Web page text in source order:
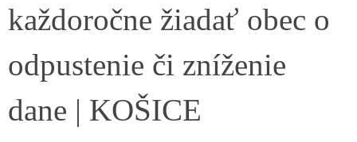
každoročne žiadať obec o
odpustenie či zníženie
dane | KOŠICE